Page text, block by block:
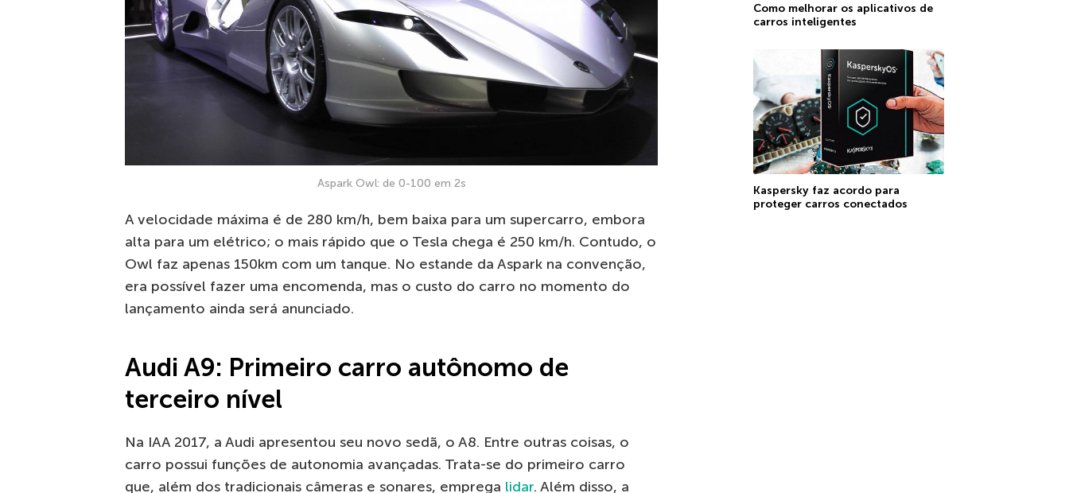
Aspark Owl: de 0-100 em 2s
A velocidade máxima é de 280 km/h, bem baixa para um supercarro, embora
alta para um elétrico; o mais rápido que o Tesla chega é 250 km/h. Contudo, o
Owl faz apenas 150km com um tanque. No estande da Aspark na convenção,
era possível fazer uma encomenda, mas o custo do carro no momento do
lançamento ainda será anunciado.
Audi A9: Primeiro carro autônomo de
terceiro nível
Na IAA 2017, a Audi apresentou seu novo sedã, o A8. Entre outras coisas, o
carro possui funções de autonomia avançadas. Trata-se do primeiro carro
que, além dos tradicionais câmeras e sonares, emprega lidar. Além disso, a
Como melhorar os aplicativos de
carros inteligentes
Kaspersky faz acordo para
proteger carros conectados